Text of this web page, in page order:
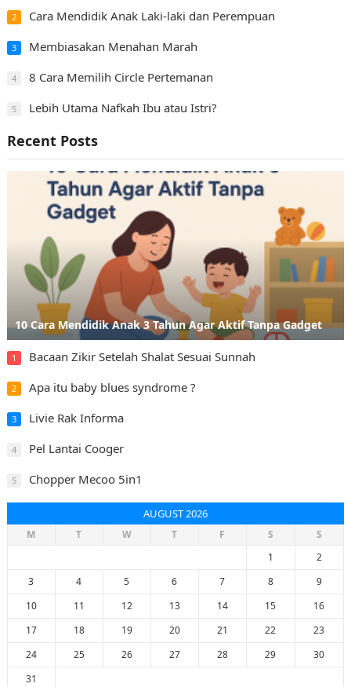
2 Cara Mendidik Anak Laki-laki dan Perempuan
3 Membiasakan Menahan Marah
4 8 Cara Memilih Circle Pertemanan
5 Lebih Utama Nafkah Ibu atau Istri?
Recent Posts
10 Cara Mendidik Anak 3 Tahun Agar Aktif Tanpa Gadget
1 Bacaan Zikir Setelah Shalat Sesuai Sunnah
2 Apa itu baby blues syndrome ?
3 Livie Rak Informa
4 Pel Lantai Cooger
5 Chopper Mecoo 5in1
AUGUST 2026
M T W T F S
S
1
2
3
4 5 6 7 8
9
10
11 12 13 14 15
16
17
18 19 20 21 22
23
24
25 26 27 28 29
30
31